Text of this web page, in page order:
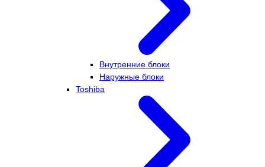
Внутренние блоки
Наружные блоки
Toshiba